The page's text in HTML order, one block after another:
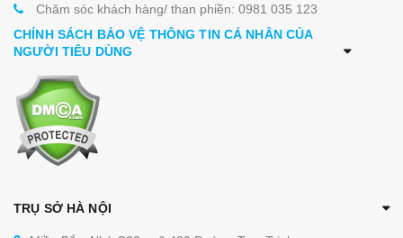
Chăm sóc khách hàng/ than phiền: 0981 035 123
CHÍNH SÁCH BẢO VỆ THÔNG TIN CÁ NHÂN CỦA
NGƯỜI TIÊU DÙNG
TRỤ SỞ HÀ NỘI
THIẾT BỊ BẾP CÔNG NGHIỆP
UNCATEGORIZED